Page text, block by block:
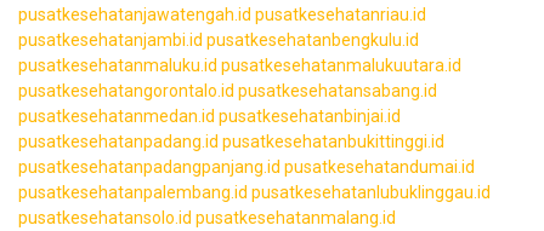
pusatkesehatanjawatengah.id pusatkesehatanriau.id
pusatkesehatanjambi.id pusatkesehatanbengkulu.id
pusatkesehatanmaluku.id pusatkesehatanmalukuutara.id
pusatkesehatangorontalo.id pusatkesehatansabang.id
pusatkesehatanmedan.id pusatkesehatanbinjai.id
pusatkesehatanpadang.id pusatkesehatanbukittinggi.id
pusatkesehatanpadangpanjang.id pusatkesehatandumai.id
pusatkesehatanpalembang.id pusatkesehatanlubuklinggau.id
pusatkesehatansolo.id pusatkesehatanmalang.id